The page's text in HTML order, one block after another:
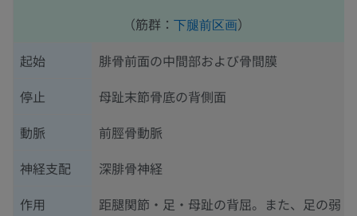
（筋群： 下腿前区画）
起始
腓骨前面の中間部および骨間膜
停止
母趾末節骨底の背側面
動脈
前脛骨動脈
神経支配
深腓骨神経
作用
距腿関節・足・母趾の背屈。また、足の弱